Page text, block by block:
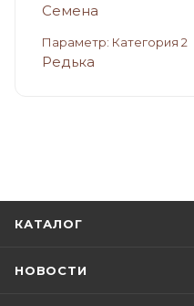
Семена
Параметр: Категория 2
Редька
КАТАЛОГ
НОВОСТИ